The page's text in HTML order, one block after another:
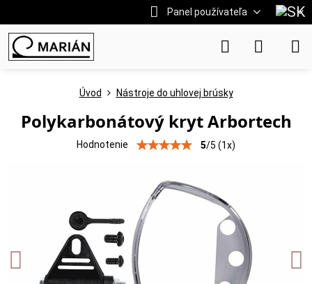
Panel používateľa
Úvod Nástroje do uhlovej brúsky
Polykarbonátový kryt Arbortech
Hodnotenie 5/5 (1x)